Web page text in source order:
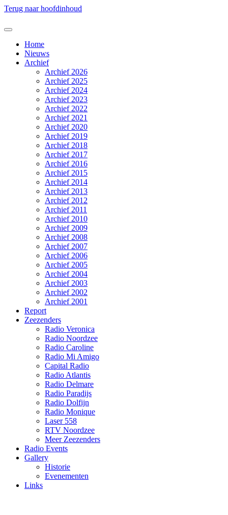
Terug naar hoofdinhoud
Home
Nieuws
Archief
Archief 2026
Archief 2025
Archief 2024
Archief 2023
Archief 2022
Archief 2021
Archief 2020
Archief 2019
Archief 2018
Archief 2017
Archief 2016
Archief 2015
Archief 2014
Archief 2013
Archief 2012
Archief 2011
Archief 2010
Archief 2009
Archief 2008
Archief 2007
Archief 2006
Archief 2005
Archief 2004
Archief 2003
Archief 2002
Archief 2001
Report
Zeezenders
Radio Veronica
Radio Noordzee
Radio Caroline
Radio Mi Amigo
Capital Radio
Radio Atlantis
Radio Delmare
Radio Paradijs
Radio Dolfijn
Radio Monique
Laser 558
RTV Noordzee
Meer Zeezenders
Radio Events
Gallery
Historie
Evenementen
Links